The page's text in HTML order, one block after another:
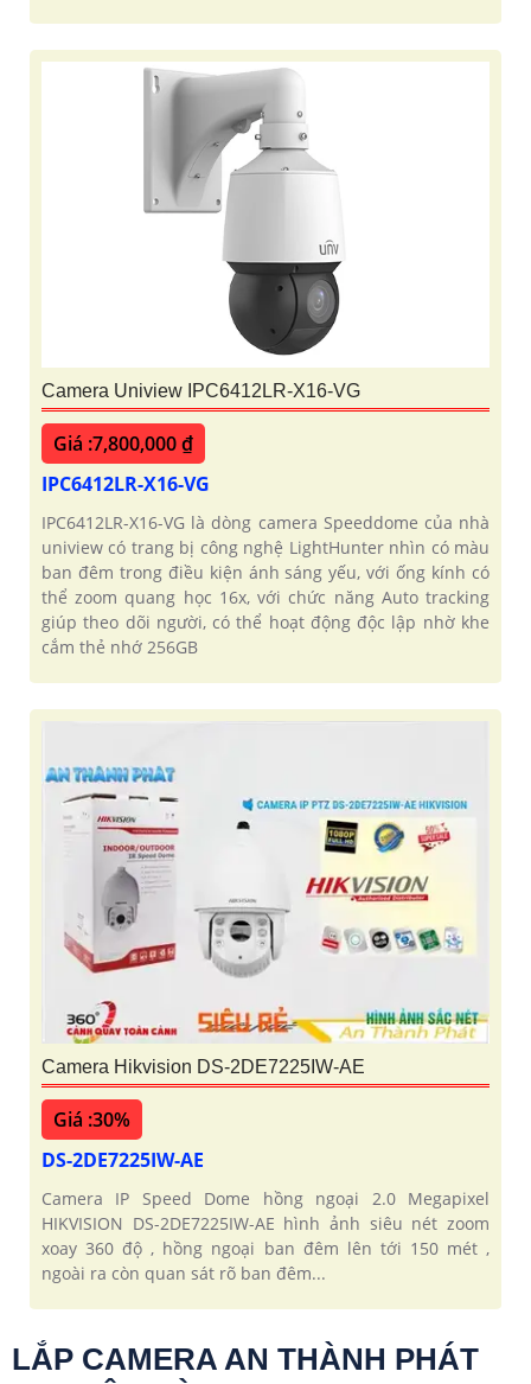
Camera Uniview IPC6412LR-X16-VG
Giá :7,800,000 ₫
IPC6412LR-X16-VG
IPC6412LR-X16-VG là dòng camera Speeddome của nhà
uniview có trang bị công nghệ LightHunter nhìn có màu
ban đêm trong điều kiện ánh sáng yếu, với ống kính có
thể zoom quang học 16x, với chức năng Auto tracking
giúp theo dõi người, có thể hoạt động độc lập nhờ khe
cắm thẻ nhớ 256GB
Camera Hikvision DS-2DE7225IW-AE
Giá :30%
DS-2DE7225IW-AE
Camera IP Speed Dome hồng ngoại 2.0 Megapixel
HIKVISION DS-2DE7225IW-AE hình ảnh siêu nét zoom
xoay 360 độ , hồng ngoại ban đêm lên tới 150 mét ,
ngoài ra còn quan sát rõ ban đêm...
LẮP CAMERA AN THÀNH PHÁT